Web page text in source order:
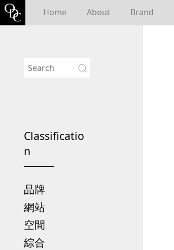
Home About Brand
Classificatio
n
品牌
網站
空間
綜合